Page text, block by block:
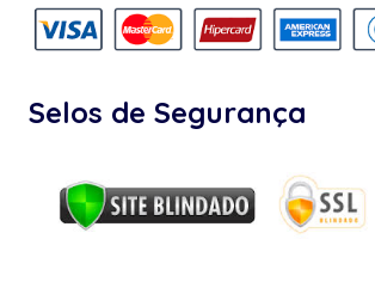
Selos de Segurança